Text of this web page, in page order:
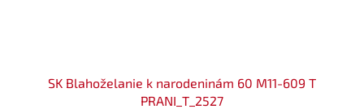
SK Blahoželanie k narodeninám 60 M11-609 T
PRANI_T_2527